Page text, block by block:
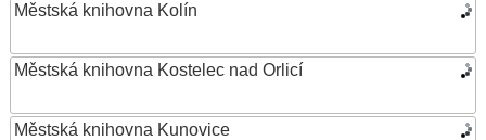
Městská knihovna Kolín
Městská knihovna Kostelec nad Orlicí
Městská knihovna Kunovice